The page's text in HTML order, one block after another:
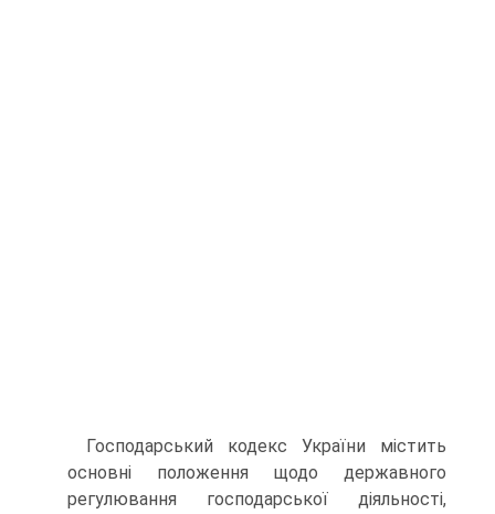
Господарський кодекс України містить
основні положення щодо державного
регулювання господарської діяльності,